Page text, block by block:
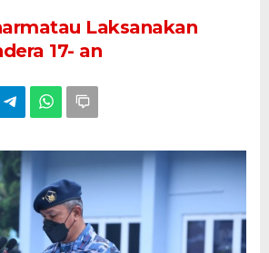
Bendera
17-
Laksanakan
17- an